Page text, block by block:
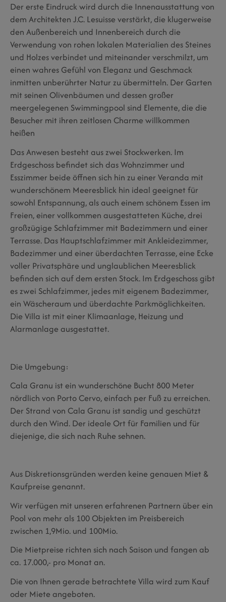
Der erste Eindruck wird durch die Innenausstattung von
dem Architekten J.C. Lesuisse verstärkt, die klugerweise
den Außenbereich und Innenbereich durch die
Verwendung von rohen lokalen Materialien des Steines
und Holzes verbindet und miteinander verschmilzt, um
einen wahres Gefühl von Eleganz und Geschmack
inmitten unberührter Natur zu übermitteln. Der Garten
mit seinen Olivenbäumen und dessen großer
meergelegenen Swimmingpool sind Elemente, die die
Besucher mit ihren zeitlosen Charme willkommen
heißen
Das Anwesen besteht aus zwei Stockwerken. Im
Erdgeschoss befindet sich das Wohnzimmer und
Esszimmer beide öffnen sich hin zu einer Veranda mit
wunderschönem Meeresblick hin ideal geeignet für
sowohl Entspannung, als auch einem schönem Essen im
Freien, einer vollkommen ausgestatteten Küche, drei
großzügige Schlafzimmer mit Badezimmern und einer
Terrasse. Das Hauptschlafzimmer mit Ankleidezimmer,
Badezimmer und einer überdachten Terrasse, eine Ecke
voller Privatsphäre und unglaublichen Meeresblick
befinden sich auf dem ersten Stock. Im Erdgeschoss gibt
es zwei Schlafzimmer, jedes mit eigenem Badezimmer,
ein Wäscheraum und überdachte Parkmöglichkeiten.
Die Villa ist mit einer Klimaanlage, Heizung und
Alarmanlage ausgestattet.
Die Umgebung:
Cala Granu ist ein wunderschöne Bucht 800 Meter
nördlich von Porto Cervo, einfach per Fuß zu erreichen.
Der Strand von Cala Granu ist sandig und geschützt
durch den Wind. Der ideale Ort für Familien und für
diejenige, die sich nach Ruhe sehnen.
Aus Diskretionsgründen werden keine genauen Miet &
Kaufpreise genannt.
Wir verfügen mit unseren erfahrenen Partnern über ein
Pool von mehr als 100 Objekten im Preisbereich
zwischen 1,9Mio. und 100Mio.
Die Mietpreise richten sich nach Saison und fangen ab
ca. 17.000,- pro Monat an.
Die von Ihnen gerade betrachtete Villa wird zum Kauf
oder Miete angeboten.